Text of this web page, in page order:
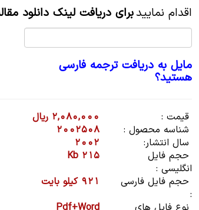
اقدام نماییدبرای دریافت لینک دانلود
مایل به دریافت ترجمه فارسی
هستید؟
قیمت :
2,080,000 ریال
شناسه محصول :
2002508
سال انتشار:
2002
حجم فایل
انگلیسی :
215 Kb
حجم فایل فارسی
:
921 کیلو بایت